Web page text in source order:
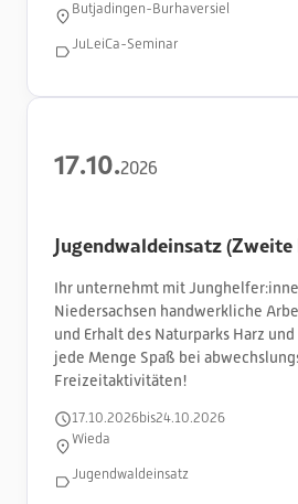
Butjadingen-Burhaversiel
JuLeiCa-Seminar
17.10.2026
Jugendwaldeinsatz
Ihr unternehmt mit
Niedersachsen handwerkliche
und Erhalt des Naturparks Harz
jede Menge Spaß bei
Freizeitaktivitäten!
17.10.2026bis24.10.2026
Wieda
Jugendwaldeinsatz